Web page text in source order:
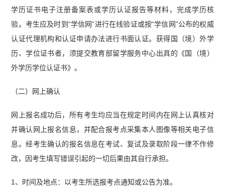
学历证书电子注册备案表或学历认证报告等材料，完成学历核
验。考生应及时到“学信网”进行在线验证或按“学信网”公布的权威
认证代理机构和认证申请办法进行书面认证。获得国（境）外学
历、学位证书者，须提交教育部留学服务中心出具的《国（境）
外学历学位认证书》。
（二）网上确认
网上报名成功后，所有考生均应当在规定时间内在网上认真核对
并确认网上报名信息，并配合报考点采集本人图像等相关电子信
息。经考生确认的报名信息在考试、复试及录取阶段一律不作修
改，因考生填写错误引起的一切后果由其自行承担。
1、时间及地点：以考生所选报考点通知或公告为准。